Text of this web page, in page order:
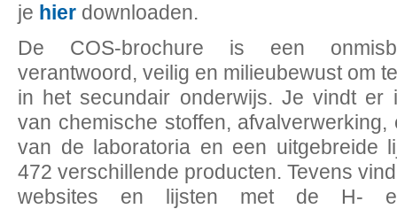
je hier downloaden.
De COS-brochure is een
verantwoord, veilig en milieubewust om
in het secundair onderwijs. Je vindt er
van chemische stoffen,
van de laboratoria en een uitgebreide
472 verschillende producten. Tevens
websites en lijsten met de H-